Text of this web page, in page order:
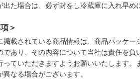
出た場合は、必ず封をし冷蔵庫に入れ早め
＞
掲載されている商品情報は、商品パッケ
であり、その内容について当社は責任を
っていただきますようお願いいたします
なる場合がございます。